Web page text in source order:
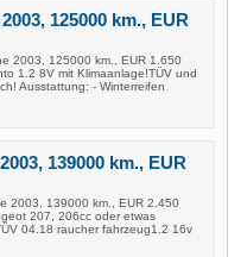
125000 km., EUR
2003, 125000 km., EUR 1.650
1.2 8V mit Klimaanlage!TÜV und
Ausstattung: - Winterreifen
139000 km., EUR
2003, 139000 km., EUR 2.450
207, 206cc oder etwas
04.18 raucher fahrzeug1.2 16v